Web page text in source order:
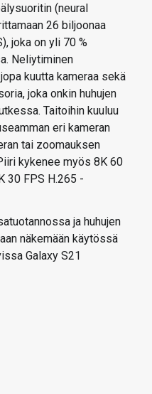
(neural
26 biljoonaa
joka on yli 70 %
Neliytiminen
kuutta kameraa sekä
joka onkin huhujen
Taitoihin kuuluu
eri kameran
tai zoomauksen
kykenee myös 8K 60
30 FPS H.265 -
ja huhujen
näkemään käytössä
Galaxy S21